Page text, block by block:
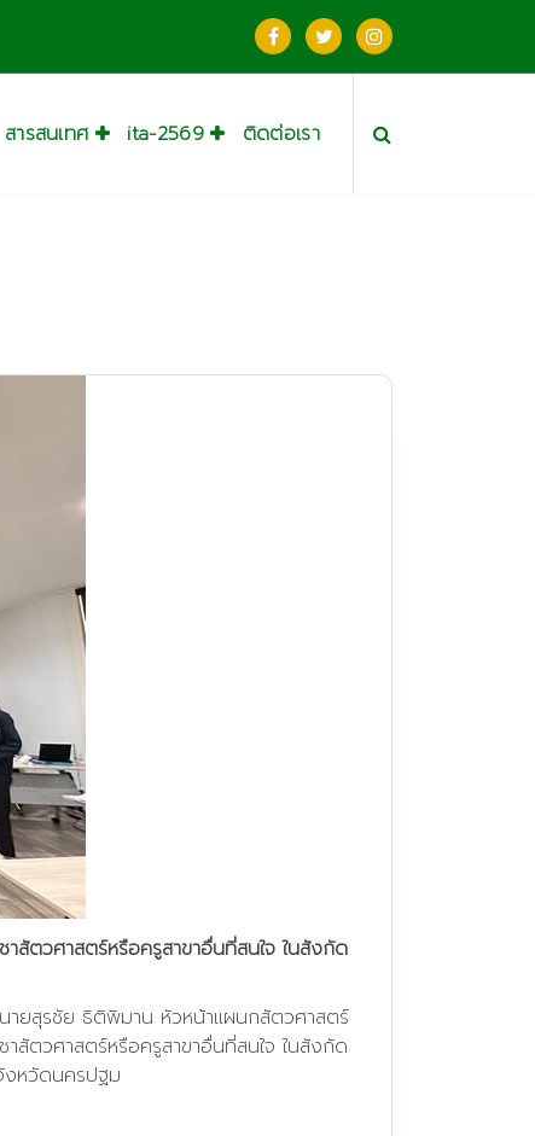
สารสนเทศ ita-2569 ติดต่อเรา
าสัตวศาสตร์หรือครูสาขาอื่นที่สนใจ ในสังกัด
ายสุรชัย ธิติพิมาน หัวหน้าแผนกสัตวศาสตร์
สัตวศาสตร์หรือครูสาขาอื่นที่สนใจ ในสังกัด
งหวัดนครปฐม